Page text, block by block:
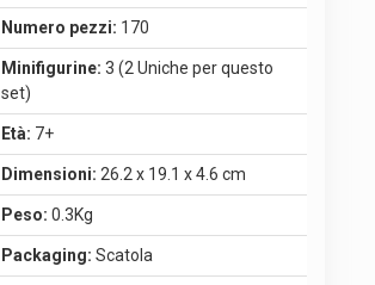
Numero pezzi: 170
Minifigurine: 3 (2 Uniche per questo
set)
Età: 7+
Dimensioni: 26.2 x 19.1 x 4.6 cm
Peso: 0.3Kg
Packaging: Scatola